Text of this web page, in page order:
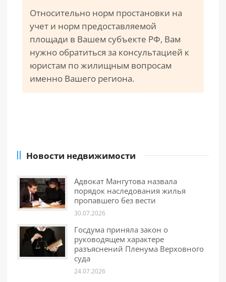
Относительно норм простановки на
учет и норм предоставляемой
площади в Вашем субъекте РФ, Вам
нужно обратиться за консультацией к
юристам по жилищным вопросам
именно Вашего региона.
Новости недвижимости
Адвокат Мангутова назвала
порядок наследования жилья
пропавшего без вести
30.07.2026
Госдума приняла закон о
руководящем характере
разъяснений Пленума Верховного
суда
24.07.2026